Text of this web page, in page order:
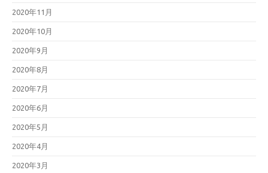
2020年11月
2020年10月
2020年9月
2020年8月
2020年7月
2020年6月
2020年5月
2020年4月
2020年3月